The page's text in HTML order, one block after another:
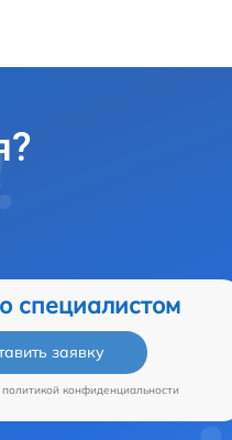
специалистом
заявку
политикой конфиденциальности